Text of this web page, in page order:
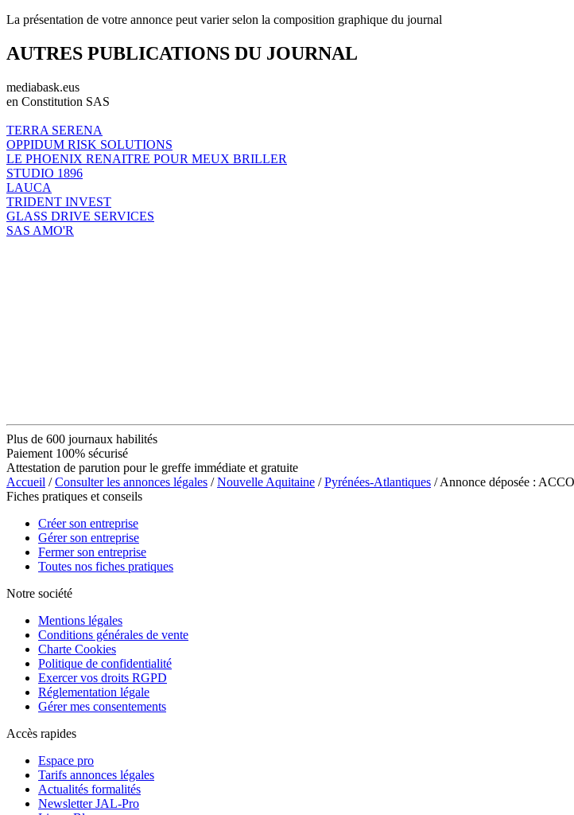
La présentation de votre annonce peut varier selon la composition graphique du journal
AUTRES PUBLICATIONS DU JOURNAL
mediabask.eus
en Constitution SAS
TERRA SERENA
OPPIDUM RISK SOLUTIONS
LE PHOENIX RENAITRE POUR MEUX BRILLER
STUDIO 1896
LAUCA
TRIDENT INVEST
GLASS DRIVE SERVICES
SAS AMO'R
Plus de 600 journaux habilités
Paiement 100% sécurisé
Attestation de parution pour le greffe immédiate et gratuite
Accueil /Consulter les annonces légales /Nouvelle Aquitaine /Pyrénées-Atlantiques / Annonce déposée :
Fiches pratiques et conseils
Créer son entreprise
Gérer son entreprise
Fermer son entreprise
Toutes nos fiches pratiques
Notre société
Mentions légales
Conditions générales de vente
Charte Cookies
Politique de confidentialité
Exercer vos droits RGPD
Réglementation légale
Gérer mes consentements
Accès rapides
Espace pro
Tarifs annonces légales
Actualités formalités
Newsletter JAL-Pro